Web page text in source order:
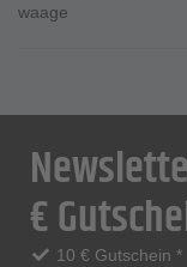
waage
€
10 € Gutschein *